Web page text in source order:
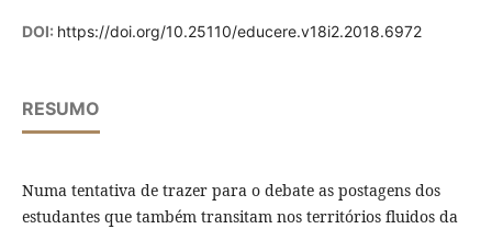
DOI: https://doi.org/10.25110/educere.v18i2.2018.6972
RESUMO
Numa tentativa de trazer para o debate as postagens dos
estudantes que também transitam nos territórios fluidos da